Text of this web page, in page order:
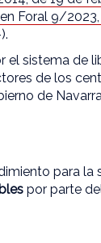
Foral 9/
el sistema de
de los
de
para la
por parte